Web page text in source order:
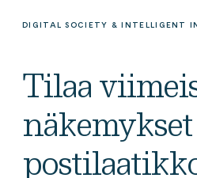
knowledge
DIGITAL SOCIETY & INTELLIGENT
Tilaa